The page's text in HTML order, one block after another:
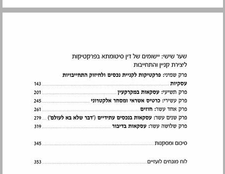
שער ראשון יסודות הקניין ... 9